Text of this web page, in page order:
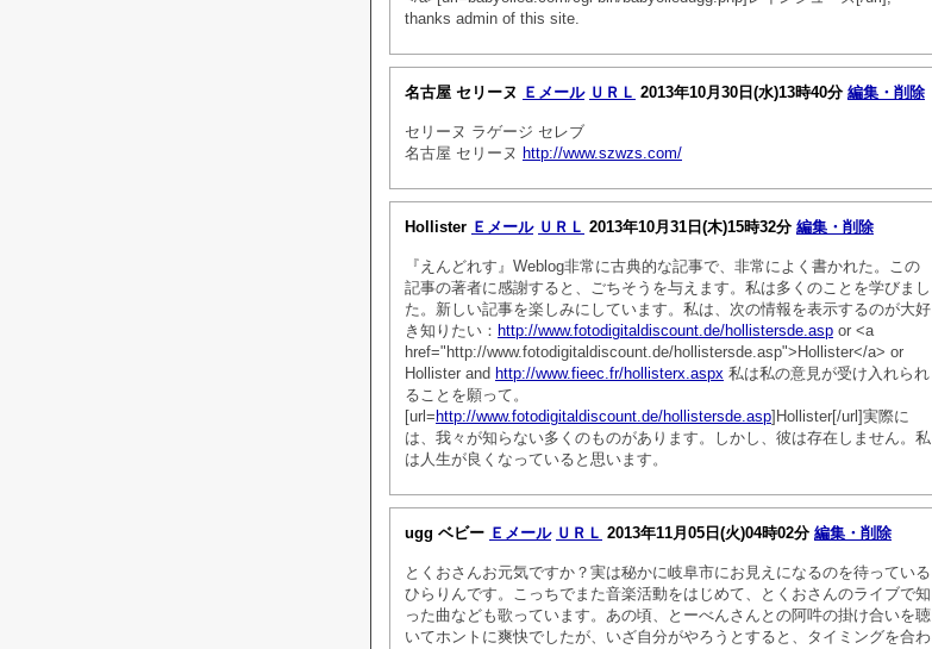
thanks admin of this site.
名古屋 セリーヌ Ｅメール ＵＲＬ 2013年10月30日(水)13時40分 編集・削除
セリーヌ ラゲージ セレブ
名古屋 セリーヌ http://www.szwzs.com/
Hollister Ｅメール ＵＲＬ 2013年10月31日(木)15時32分 編集・削除
『えんどれす』Weblog非常に古典的な記事で、非常によく書かれた。この
記事の著者に感謝すると、ごちそうを与えます。私は多くのことを学びまし
た。新しい記事を楽しみにしています。私は、次の情報を表示するのが大好
き知りたい： http://www.fotodigitaldiscount.de/hollistersde.asp or <a
href="http://www.fotodigitaldiscount.de/hollistersde.asp">Hollister</a> or
Hollister and http://www.fieec.fr/hollisterx.aspx 私は私の意見が受け入れられ
ることを願って。
[url= http://www.fotodigitaldiscount.de/hollistersde.asp]Hollister[/url]実際に
は、我々が知らない多くのものがあります。しかし、彼は存在しません。私
は人生が良くなっていると思います。
ugg ベビー Ｅメール ＵＲＬ 2013年11月05日(火)04時02分 編集・削除
とくおさんお元気ですか？実は秘かに岐阜市にお見えになるのを待っている
ひらりんです。こっちでまた音楽活動をはじめて、とくおさんのライブで知
った曲なども歌っています。あの頃、とーべんさんとの阿吽の掛け合いを聴
いてホントに爽快でしたが、いざ自分がやろうとすると、タイミングを合わ